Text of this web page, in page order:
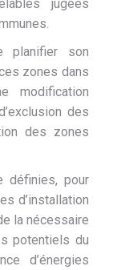
jugées
planifier son
zones dans
modification
des
des zones
définies, pour
d’installation
la nécessaire
potentiels du
d’énergies